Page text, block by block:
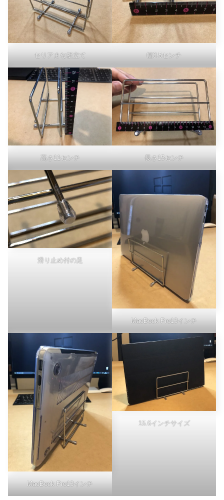
セリアまな板立て 幅3.5センチ
高さ11センチ 長さ15センチ
滑り止め付の足
MacBook Pro13インチ
MacBook Pro13インチ
15.6インチサイズ